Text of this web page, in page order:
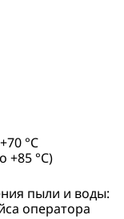
°C
+85 °C)
пыли и воды:
оператора